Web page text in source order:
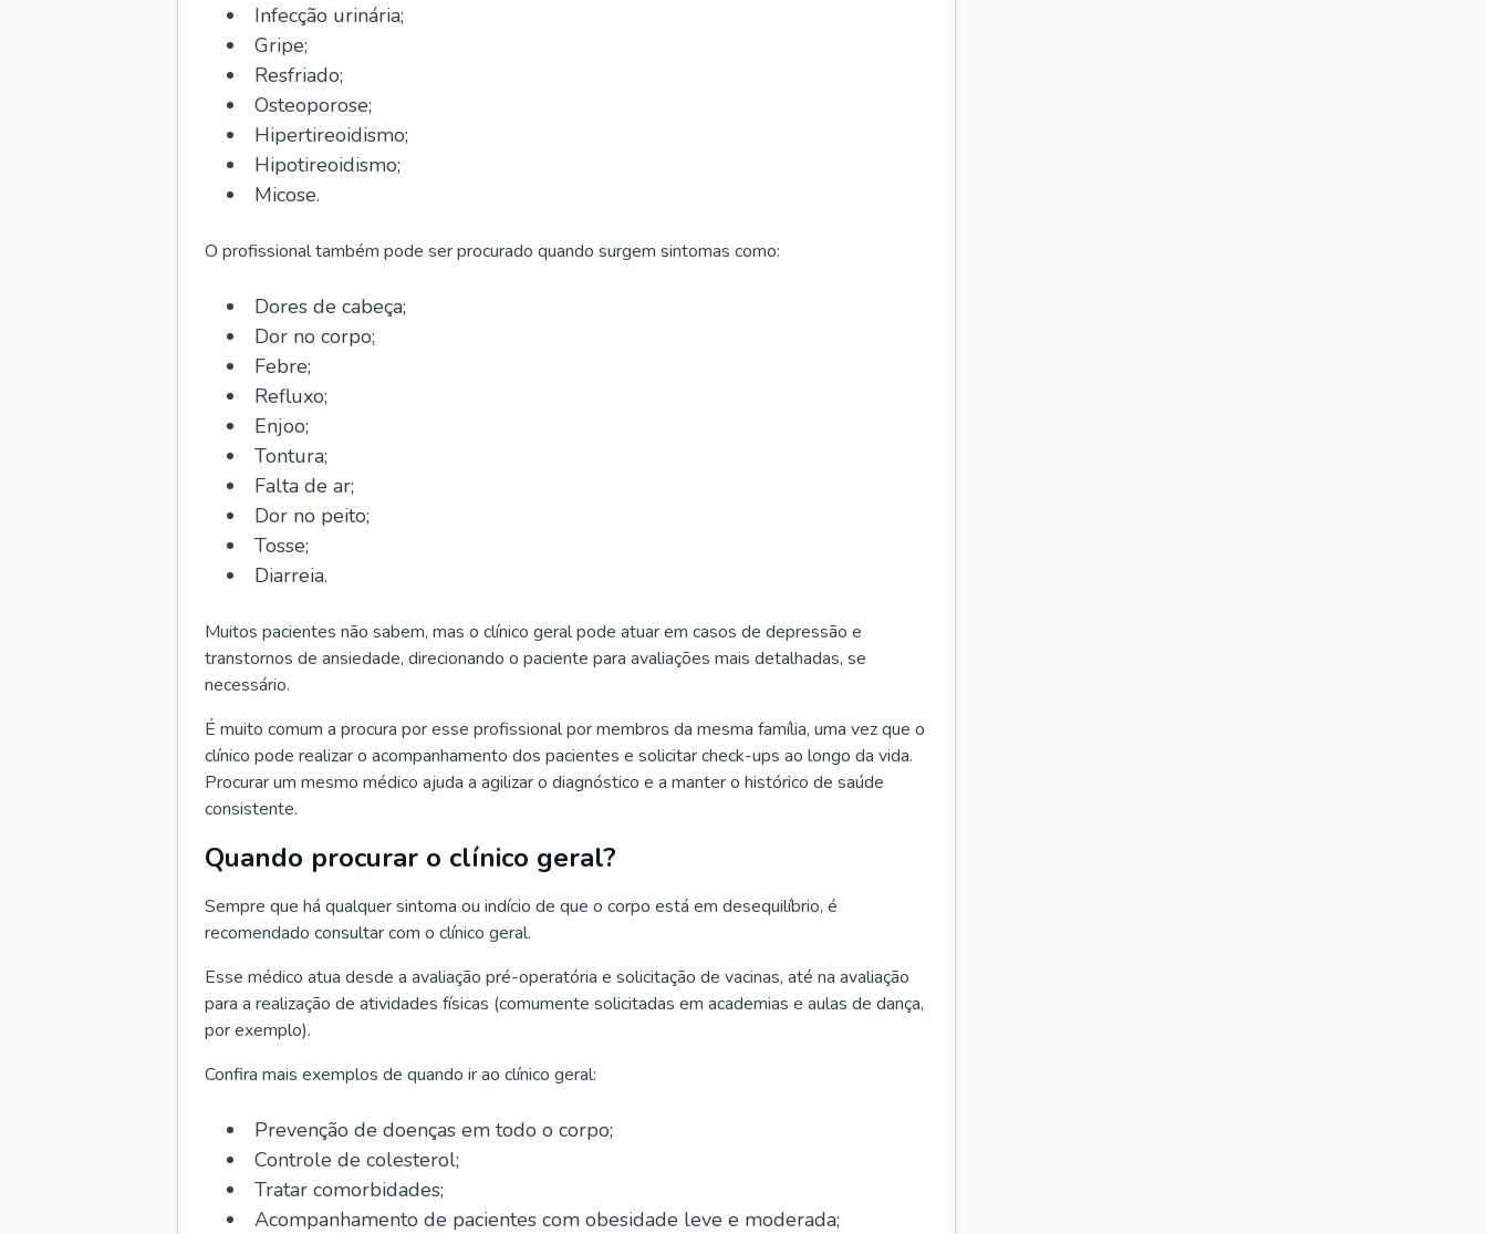
Infecção urinária;
Gripe;
Resfriado;
Osteoporose;
Hipertireoidismo;
Hipotireoidismo;
Micose.
O profissional também pode ser procurado quando surgem sintomas como:
Dores de cabeça;
Dor no corpo;
Febre;
Refluxo;
Enjoo;
Tontura;
Falta de ar;
Dor no peito;
Tosse;
Diarreia.
Muitos pacientes não sabem, mas o clínico geral pode atuar em casos de depressão e
transtornos de ansiedade, direcionando o paciente para avaliações mais detalhadas, se
necessário.
É muito comum a procura por esse profissional por membros da mesma família, uma vez que o
clínico pode realizar o acompanhamento dos pacientes e solicitar check-ups ao longo da vida.
Procurar um mesmo médico ajuda a agilizar o diagnóstico e a manter o histórico de saúde
consistente.
Quando procurar o clínico geral?
Sempre que há qualquer sintoma ou indício de que o corpo está em desequilíbrio, é
recomendado consultar com o clínico geral.
Esse médico atua desde a avaliação pré-operatória e solicitação de vacinas, até na avaliação
para a realização de atividades físicas (comumente solicitadas em academias e aulas de dança,
por exemplo).
Confira mais exemplos de quando ir ao clínico geral:
Prevenção de doenças em todo o corpo;
Controle de colesterol;
Tratar comorbidades;
Acompanhamento de pacientes com obesidade leve e moderada;